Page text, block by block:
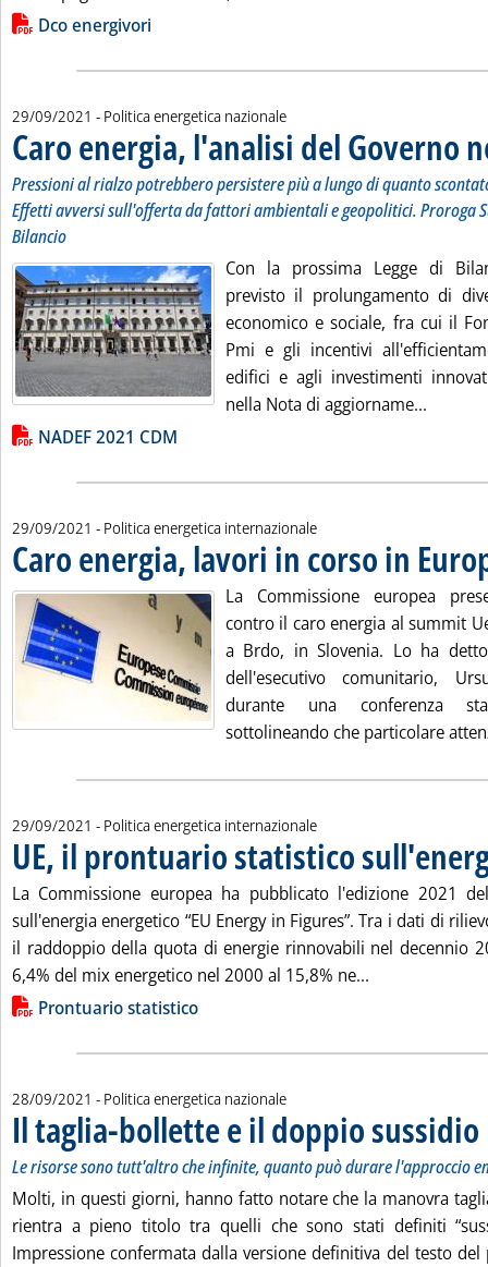
Lista allegati PDF alla notizia
Dco energivori
29/09/2021 - Politica energetica nazionale
Caro energia, l'analisi del Governo
Pressioni al rialzo potrebbero persistere più a lungo di quanto
Effetti avversi sull'offerta da fattori ambientali e geopolitici. Proroga
Bilancio
Con la prossima Legge di
previsto il prolungamento di
economico e sociale, fra cui il
Pmi e gli incentivi
edifici e agli investimenti
nella Nota di aggiorname...
Lista allegati PDF alla notizia
NADEF 2021 CDM
29/09/2021 - Politica energetica internazionale
Caro energia, lavori in corso in
La Commissione europea
contro il caro energia al summit
a Brdo, in Slovenia. Lo ha
dell'esecutivo comunitario,
durante una conferenza
sottolineando che particolare
29/09/2021 - Politica energetica internazionale
UE, il prontuario statistico
La Commissione europea ha pubblicato l'edizione 2021
sull'energia energetico “EU Energy in Figures”. Tra i dati di
il raddoppio della quota di energie rinnovabili nel decennio
6,4% del mix energetico nel 2000 al 15,8% ne...
Lista allegati PDF alla notizia
Prontuario statistico
28/09/2021 - Politica energetica nazionale
Il taglia-bollette e il doppio sussidio
Le risorse sono tutt'altro che infinite, quanto può durare l'approccio
Molti, in questi giorni, hanno fatto notare che la manovra
rientra a pieno titolo tra quelli che sono stati definiti
Impressione confermata dalla versione definitiva del testo